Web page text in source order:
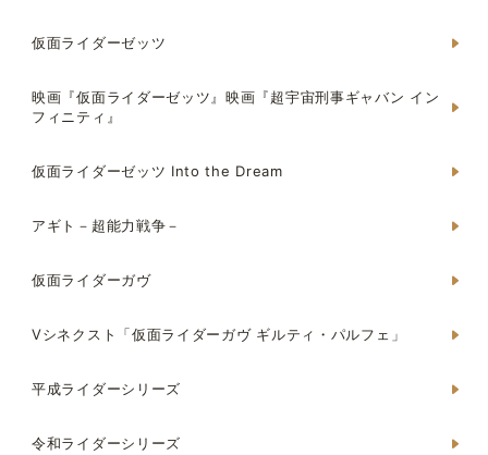
仮面ライダーゼッツ
映画『仮面ライダーゼッツ』映画『超宇宙刑事ギャバン イン
フィニティ』
仮面ライダーゼッツ Into the Dream
アギト－超能力戦争－
仮面ライダーガヴ
Vシネクスト「仮面ライダーガヴ ギルティ・パルフェ」
平成ライダーシリーズ
令和ライダーシリーズ